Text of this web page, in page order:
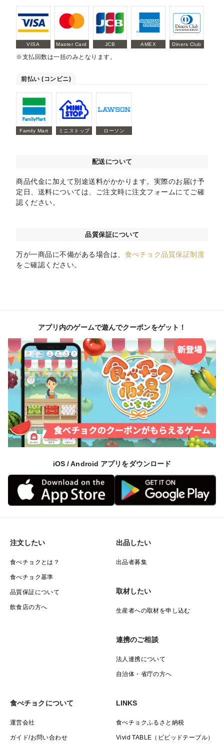
VISA Master Card JCB AMEX Diners Club
※支払回数は一括のみとなります。
前払い (コンビニ)
Family Mart ミニストップ ローソン
配送について
商品代金に加えて別途送料がかかります。実際のお届け予
定日、送料については、ご注文時に注文フォームにてご確
認ください。
品質保証について
万が一商品に不備がある場合は、 食べチョク品質保証制度
をご確認ください。
アプリ内のゲームで遊んでクーポンをゲット！
iOS / Android アプリをダウンロード
注文したい
食べチョクとは？
食べチョク基準
品質保証について
飲食店の方へ
出品したい
出品者募集
取材したい
生産者への取材を申し込む
連携のご相談
法人連携について
自治体・省庁の方へ
食べチョクについて
運営会社
ガイド/お問い合わせ
LINKS
食べチョクふるさと納税
Vivid TABLE（ビビッドテーブル）